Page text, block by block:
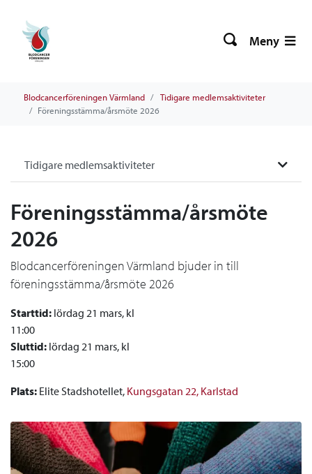
Meny
Blodcancerföreningen Värmland
Tidigare medlemsaktiviteter
Föreningsstämma/årsmöte 2026
Tidigare medlemsaktiviteter
Föreningsstämma/årsmöte
2026
Blodcancerföreningen Värmland bjuder in till
föreningsstämma/årsmöte 2026
Starttid: lördag 21 mars, kl
11:00
Sluttid: lördag 21 mars, kl
15:00
Plats: Elite Stadshotellet, Kungsgatan 22, Karlstad